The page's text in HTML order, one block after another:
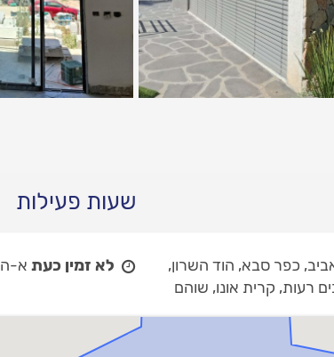
שעות פעילות
כפר סבא, הוד השרון,
רעות, קרית אונו, שוהם
לא זמין כעת א-ה 08:00-18:00,